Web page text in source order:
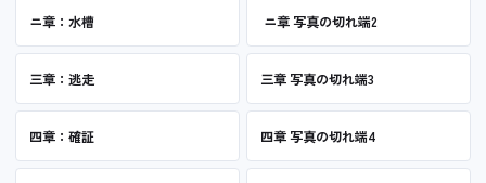
ニ章：水槽 ニ章 写真の切れ端2
三章：逃走 三章 写真の切れ端3
四章：確証 四章 写真の切れ端4